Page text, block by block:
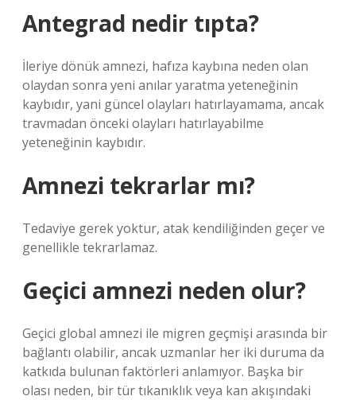
Antegrad nedir tıpta?
İleriye dönük amnezi, hafıza kaybına neden olan
olaydan sonra yeni anılar yaratma yeteneğinin
kaybıdır, yani güncel olayları hatırlayamama, ancak
travmadan önceki olayları hatırlayabilme
yeteneğinin kaybıdır.
Amnezi tekrarlar mı?
Tedaviye gerek yoktur, atak kendiliğinden geçer ve
genellikle tekrarlamaz.
Geçici amnezi neden olur?
Geçici global amnezi ile migren geçmişi arasında bir
bağlantı olabilir, ancak uzmanlar her iki duruma da
katkıda bulunan faktörleri anlamıyor. Başka bir
olası neden, bir tür tıkanıklık veya kan akışındaki